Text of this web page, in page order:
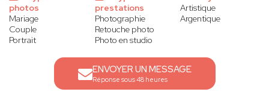
photos
Mariage
Couple
Portrait
prestations
Photographie
Retouche photo
Photo en studio
Artistique
Argentique
ENVOYER UN MESSAGE
Réponse sous 48 heures